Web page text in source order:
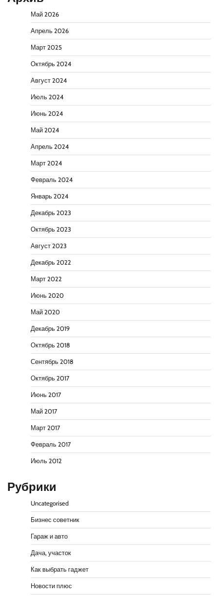
Май 2026
Апрель 2026
Март 2025
Октябрь 2024
Август 2024
Июль 2024
Июнь 2024
Май 2024
Апрель 2024
Март 2024
Февраль 2024
Январь 2024
Декабрь 2023
Октябрь 2023
Август 2023
Декабрь 2022
Март 2022
Июнь 2020
Май 2020
Декабрь 2019
Октябрь 2018
Сентябрь 2018
Октябрь 2017
Июнь 2017
Май 2017
Март 2017
Февраль 2017
Июль 2012
Рубрики
Uncategorised
Бизнес советник
Гараж и авто
Дача, участок
Как выбрать гаджет
Новости плюс